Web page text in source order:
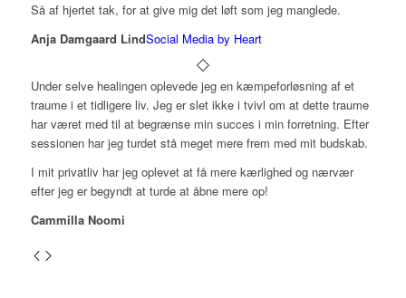
Så af hjertet tak, for at give mig det løft som jeg manglede.
Anja Damgaard LindSocial Media by Heart
Under selve healingen oplevede jeg en kæmpeforløsning af et
traume i et tidligere liv. Jeg er slet ikke i tvivl om at dette traume
har været med til at begrænse min succes i min forretning. Efter
sessionen har jeg turdet stå meget mere frem med mit budskab.
I mit privatliv har jeg oplevet at få mere kærlighed og nærvær
efter jeg er begyndt at turde at åbne mere op!
Cammilla Noomi